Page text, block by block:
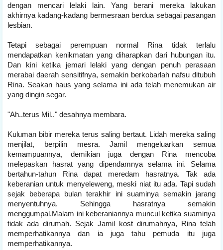
dengan mencari lelaki lain. Yang berani mereka lakukan
akhirnya kadang-kadang bermesraan berdua sebagai pasangan
lesbian.
Tetapi sebagai perempuan normal Rina tidak terlalu
mendapatkan kenikmatan yang diharapkan dari hubungan itu.
Dan kini ketika jemari lelaki yang dengan penuh perasaan
merabai daerah sensitifnya, semakin berkobarlah nafsu ditubuh
Rina. Seakan haus yang selama ini ada telah menemukan air
yang dingin segar.
"Ah..terus Mil.." desahnya membara.
Kuluman bibir mereka terus saling bertaut. Lidah mereka saling
menjilat, berpilin mesra. Jamil mengeluarkan semua
kemampuannya, demikian juga dengan Rina mencoba
melepaskan hasrat yang dipendamnya selama ini. Selama
bertahun-tahun Rina dapat meredam hasratnya. Tak ada
keberanian untuk menyeleweng, meski niat itu ada. Tapi sudah
sejak beberapa bulan terakhir ini suaminya semakin jarang
menyentuhnya. Sehingga hasratnya semakin
menggumpal.Malam ini keberaniannya muncul ketika suaminya
tidak ada dirumah. Sejak Jamil kost dirumahnya, Rina telah
memperhatikannya dan ia juga tahu pemuda itu juga
memperhatikannya.